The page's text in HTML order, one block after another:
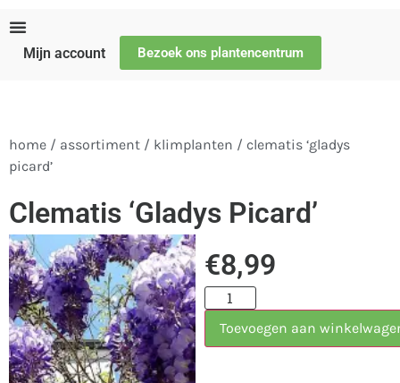
Mijn account Bezoek ons plantencentrum
home / assortiment / klimplanten / clematis ‘gladys
picard’
Clematis ‘Gladys Picard’
€8,99
Toevoegen aan